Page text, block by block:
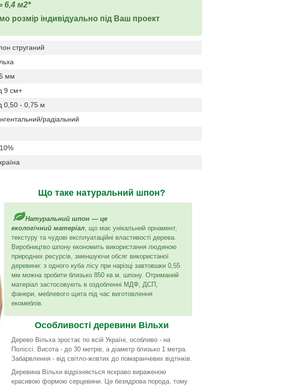
6,4 м2*
розмір індивідуально під Ваш проект
струганий
мм
9 см+
0,50 - 0,75 м
радіальний
Що таке натуральний шпон?
Натуральний шпон — це
екологічний матеріал, що має унікальний орнамент,
текстуру та чудові експлуатаційні властивості дерева.
Виробництво шпону економить використання людиною
природних ресурсів, зменшуючи обсяг використаної
деревини: з одного куба лісу при нарізці завтовшки 0,55
мм можна зробити близько 850 кв.м. шпону. Отриманий
матеріал застосовують в оздобленні МДФ, ДСП,
фанери, меблевого щита під час виготовлення
екомеблів.
Особливості деревини Вільхи
Дерево Вільха зростає по всій Україні, особливо - на
Поліссі. Висота - до 30 метрів, а діаметр близько 1 метра.
Забарвлення - від світло-жовтих до помаранчевих відтінків.
Деревина Вільхи відрізняється яскраво вираженою
красивою формою серцевини. Це безядрова порода, тому